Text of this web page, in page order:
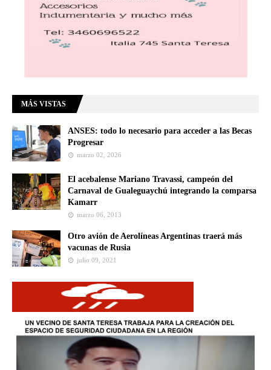
MÁS VISTAS
ANSES: todo lo necesario para acceder a las Becas
Progresar
marzo 02, 2026
El acebalense Mariano Travassi, campeón del
Carnaval de Gualeguaychú integrando la comparsa
Kamarr
marzo 06, 2013
Otro avión de Aerolíneas Argentinas traerá más
vacunas de Rusia
julio 09, 2021